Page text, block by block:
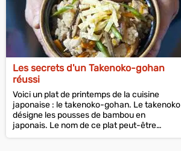
Les secrets d'un Takenoko-gohan
réussi
Voici un plat de printemps de la cuisine
japonaise : le takenoko-gohan. Le takenoko
désigne les pousses de bambou en
japonais. Le nom de ce plat peut-être
traduit en...